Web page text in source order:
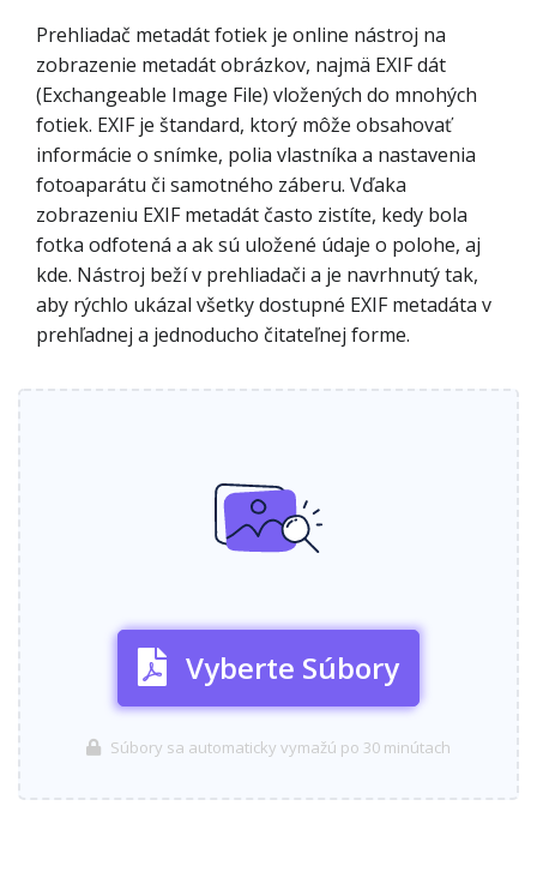
Prehliadač metadát fotiek je online nástroj na
zobrazenie metadát obrázkov, najmä EXIF dát
(Exchangeable Image File) vložených do mnohých
fotiek. EXIF je štandard, ktorý môže obsahovať
informácie o snímke, polia vlastníka a nastavenia
fotoaparátu či samotného záberu. Vďaka
zobrazeniu EXIF metadát často zistíte, kedy bola
fotka odfotená a ak sú uložené údaje o polohe, aj
kde. Nástroj beží v prehliadači a je navrhnutý tak,
aby rýchlo ukázal všetky dostupné EXIF metadáta v
prehľadnej a jednoducho čitateľnej forme.
Vyberte Súbory
Súbory sa automaticky vymažú po 30 minútach